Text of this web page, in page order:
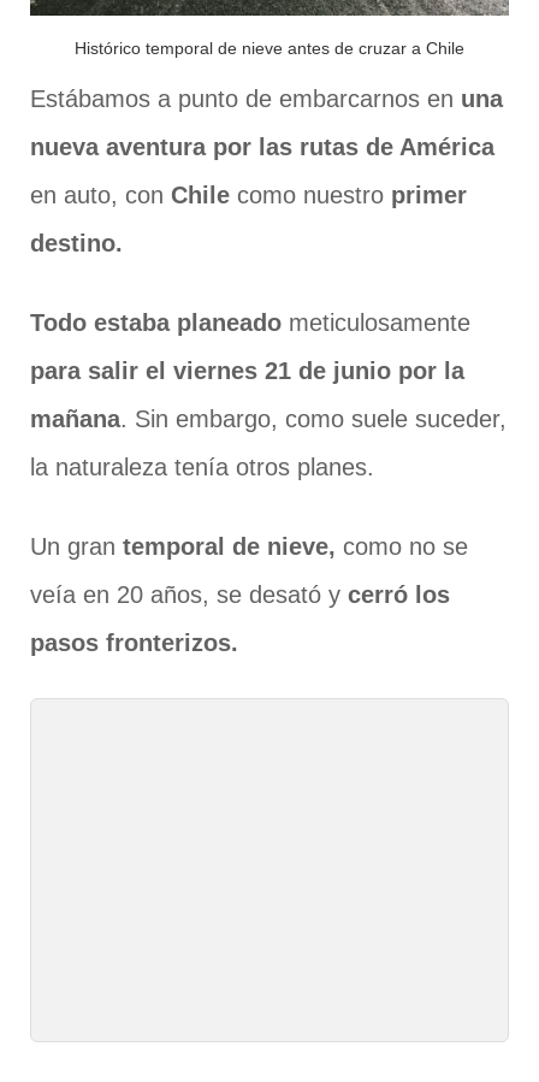
Histórico temporal de nieve antes de cruzar a Chile
Estábamos a punto de embarcarnos en una
nueva aventura por las rutas de América
en auto, con Chile como nuestro primer
destino.
Todo estaba planeado meticulosamente
para salir el viernes 21 de junio por la
mañana. Sin embargo, como suele suceder,
la naturaleza tenía otros planes.
Un gran temporal de nieve, como no se
veía en 20 años, se desató y cerró los
pasos fronterizos.